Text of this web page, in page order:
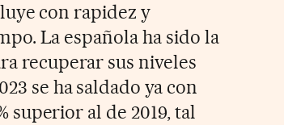
con rapidez y
La española ha sido la
recuperar sus niveles
se ha saldado ya con
al de 2019, tal